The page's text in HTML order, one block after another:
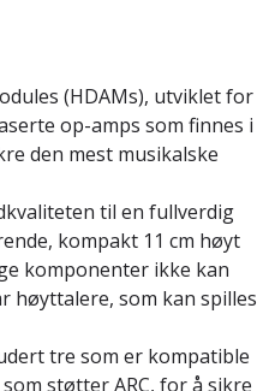
(HDAMs), utviklet for
op-amps som finnes i
den mest musikalske
til en fullverdig
kompakt 11 cm høyt
komponenter ikke kan
høyttalere, som kan spilles
tre som er kompatible
støtter ARC, for å sikre